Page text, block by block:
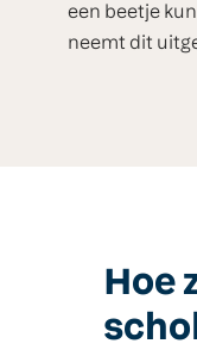
een beetje
neemt dit
Hoe